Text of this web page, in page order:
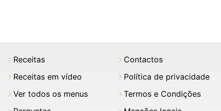
Receitas
Receitas em vídeo
Ver todos os menus
Contactos
Política de privacidade
Termos e Condições